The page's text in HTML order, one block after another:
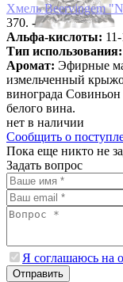
Хмель Beervingem
370. -
Альфа-кислоты:
Тип использования:
Аромат: Эфирные
измельченный
винограда
белого вина.
нет в наличии
Сообщить о
Пока еще никто не
Задать вопрос
Я соглашаюсь на
Отправить